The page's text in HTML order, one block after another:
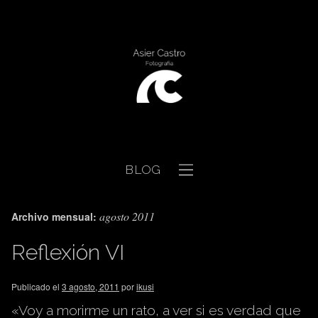
BLOG
Archivo mensual: agosto 2011
Reflexión VI
Publicado el 3 agosto, 2011 porikusi
«Voy a morirme un rato, a ver si es verdad que